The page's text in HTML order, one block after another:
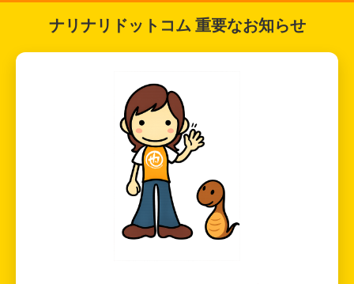
ナリナリドットコム 重要なお知らせ